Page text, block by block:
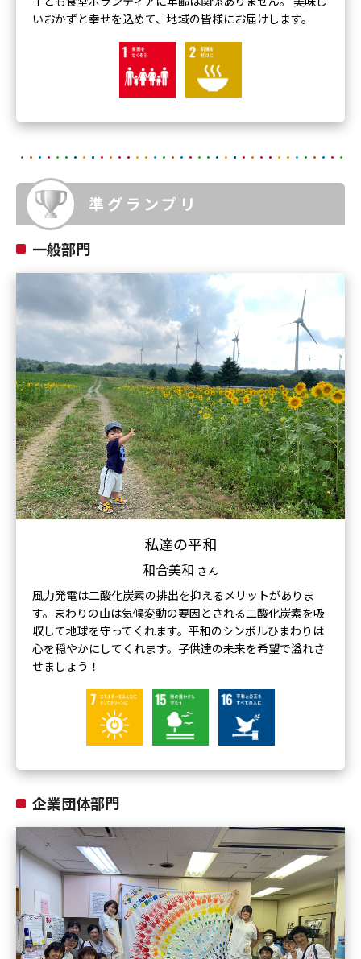
いおかずと幸せを込めて、地域の皆様にお届けします。
準グランプリ
一般部門
私達の平和
和合美和 さん
風力発電は二酸化炭素の排出を抑えるメリットがありま
す。まわりの山は気候変動の要因とされる二酸化炭素を吸
収して地球を守ってくれます。平和のシンボルひまわりは
心を穏やかにしてくれます。子供達の未来を希望で溢れさ
せましょう！
企業団体部門